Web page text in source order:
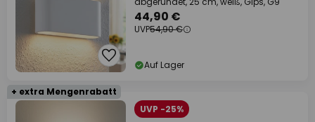
44,90 €
UVP54,90 €
Auf Lager
+ extra Mengenrabatt
UVP -25%